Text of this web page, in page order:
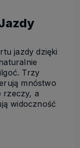
jazdy dzięki
Trzy
mnóstwo
rzeczy, a
widoczność